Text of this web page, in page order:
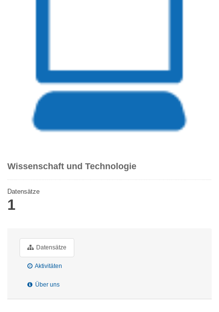
Wissenschaft und Technologie
Datensätze
1
Datensätze
Aktivitäten
Über uns